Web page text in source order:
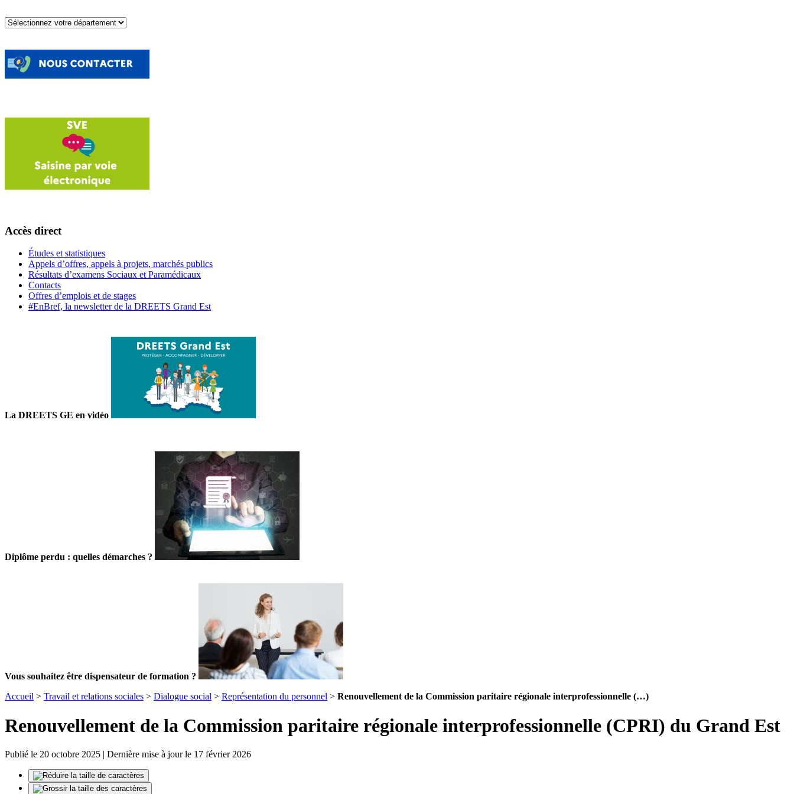
Accès direct
Études et statistiques
Appels d’offres, appels à projets, marchés publics
Résultats d’examens Sociaux et Paramédicaux
Contacts
Offres d’emplois et de stages
#EnBref, la newsletter de la DREETS Grand Est
La DREETS GE en vidéo
Diplôme perdu : quelles démarches ?
Vous souhaitez être dispensateur de formation ?
Accueil > Travail et relations sociales > Dialogue social > Représentation du personnel > Renouvellement de la Commission paritaire régionale interprofessionnelle (…)
Renouvellement de la Commission paritaire régionale interprofessionnelle (CPRI) du Grand Est
Publié le 20 octobre 2025 | Dernière mise à jour le 17 février 2026